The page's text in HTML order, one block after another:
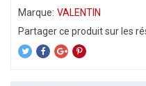
Marque: VALENTIN